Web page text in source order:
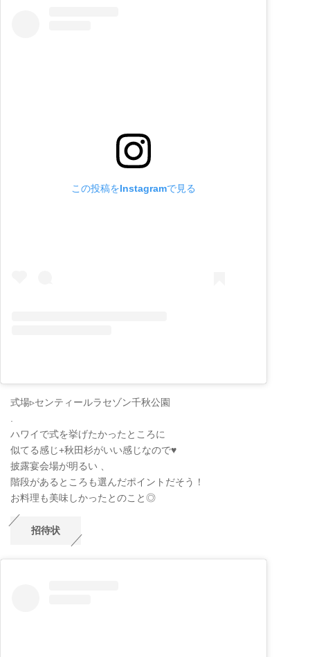
この投稿をInstagramで見る
式場▹センティールラセゾン千秋公園
.
ハワイで式を挙げたかったところに
似てる感じ+秋田杉がいい感じなので♥️
披露宴会場が明るい 、
階段があるところも選んだポイントだそう！
お料理も美味しかったとのこと◎
招待状